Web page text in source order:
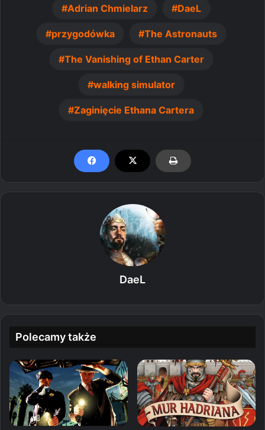
Adrian Chmielarz DaeL
przygodówka The Astronauts
The Vanishing of Ethan Carter
walking simulator
Zaginięcie Ethana Cartera
DaeL
Polecamy także